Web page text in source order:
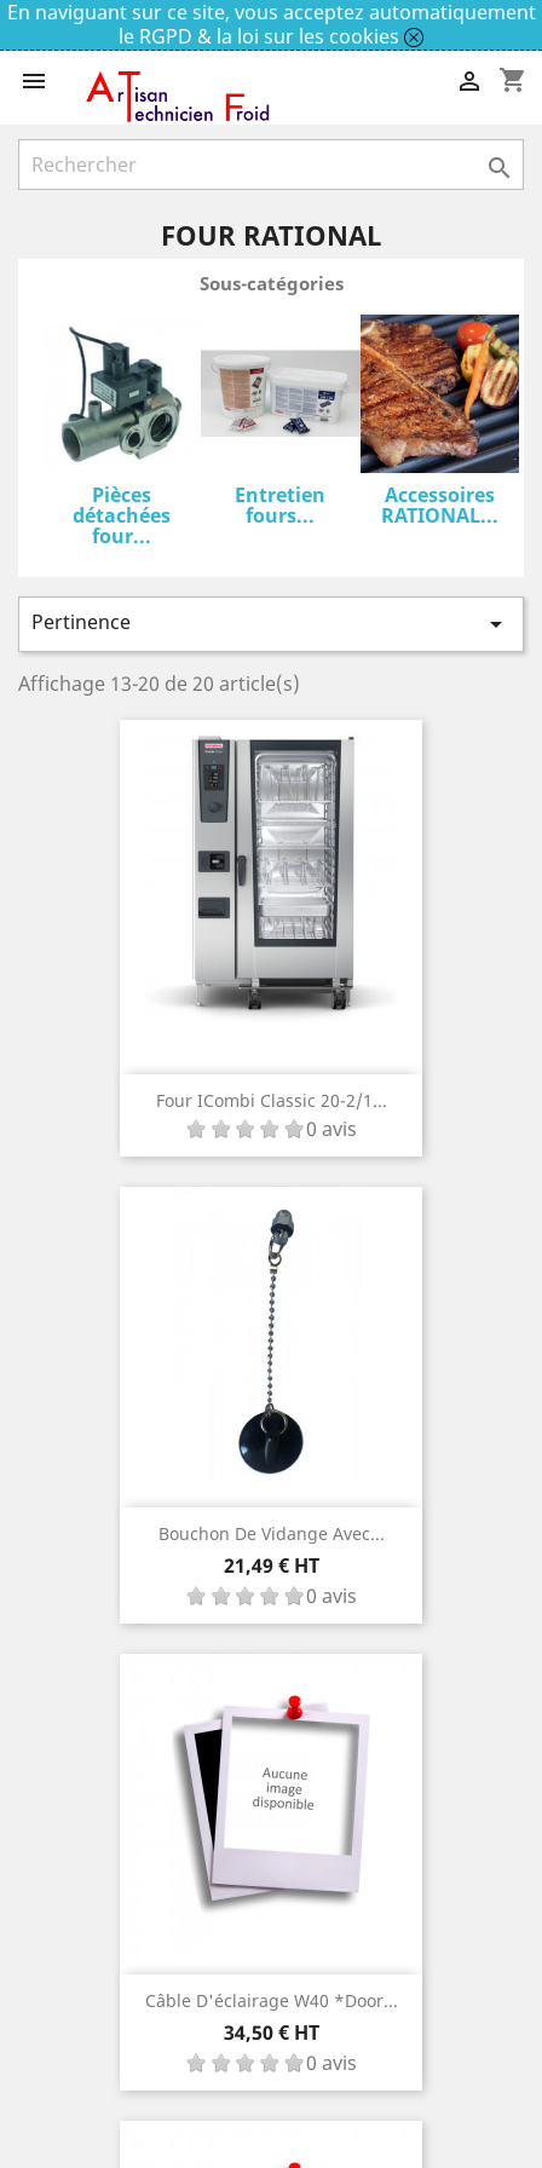
En naviguant sur ce site, vous acceptez automatiquement
le RGPD & la loi sur les cookies
 shopping_cart


FOUR RATIONAL
Sous-catégories
Pièces
détachées
four...
Entretien
fours...
Accessoires
RATIONAL...
Pertinence 
Affichage 13-20 de 20 article(s)
Four ICombi Classic 20-2/1...
0 avis
Bouchon De Vidange Avec...
Prix
21,49 € HT
0 avis
Câble D'éclairage W40 *door...
Prix
34,50 € HT
0 avis